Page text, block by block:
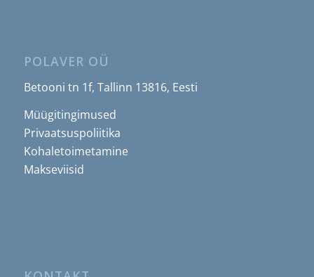
POLAVER OÜ
Betooni tn 1f, Tallinn 13816, Eesti
Müügitingimused
Privaatsuspoliitika
Kohaletoimetamine
Makseviisid